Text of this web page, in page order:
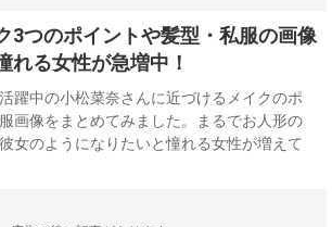
3つのポイントや髪型・私服の画像
れる女性が急増中！
躍中の小松菜奈さんに近づけるメイクのポ
画像をまとめてみました。まるでお人形の
女のようになりたいと憧れる女性が増えて